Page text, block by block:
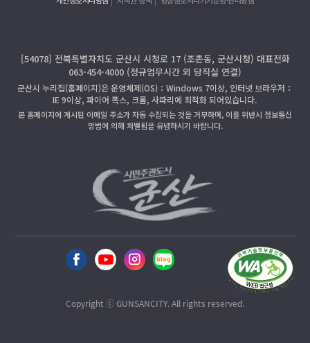
[54078] 전북특별자치도 군산시 시청로 17 (조촌동, 군산시청) 대표전화
063-454-4000 (정규업무시간 외 당직실 연결)
군산시 누리집(홈페이지)은 운영체제(OS)：Windows 7이상, 인터넷 브라우저：
IE 9이상, 파이어 폭스, 크롬, 사파리에 최적화 되어있습니다.
본 홈페이지에 게시된 이메일 주소가 자동 수집되는 것을 거부하며, 이를 위반시 정보통신
망법에 의해 처벌됨을 유념하시기 바랍니다.
Copyright ⓒ GUNSANCITY. All rights reserved.